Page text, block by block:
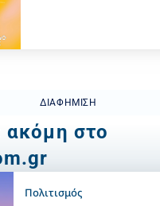
ΔΙΑΦΉΜΙΣΗ
ακόμη στο
Πολιτισμός